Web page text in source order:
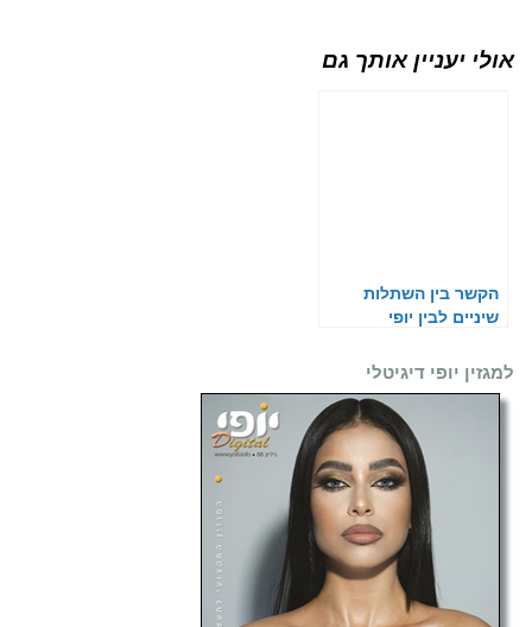
אולי יעניין אותך גם
הקשר בין השתלות
שיניים לבין יופי
למגזין יופי דיגיטלי